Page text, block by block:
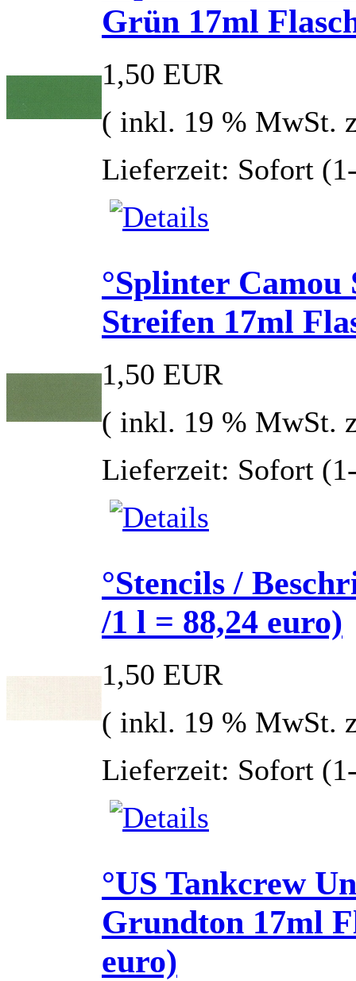
Grün 17ml
1,50 EUR
( inkl. 19 % MwSt.
Lieferzeit: Sofort
°Splinter
Streifen 17ml
1,50 EUR
( inkl. 19 % MwSt.
Lieferzeit: Sofort
°Stencils /
/1 l = 88,24 euro)
1,50 EUR
( inkl. 19 % MwSt.
Lieferzeit: Sofort
°US Tankcrew
Grundton 17ml
euro)